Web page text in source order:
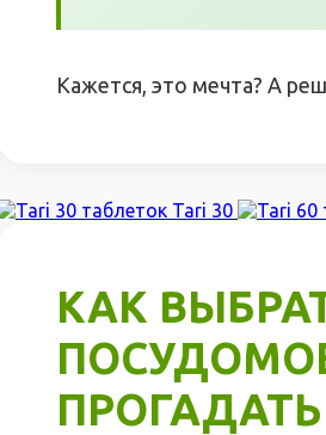
Кажется, это мечта? А
Tari 30
КАК
ПРОГАДАТЬ